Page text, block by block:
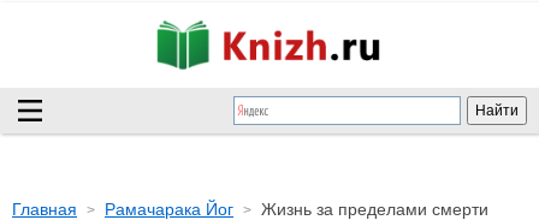
Главная Рамачарака Йог Жизнь за пределами смерти